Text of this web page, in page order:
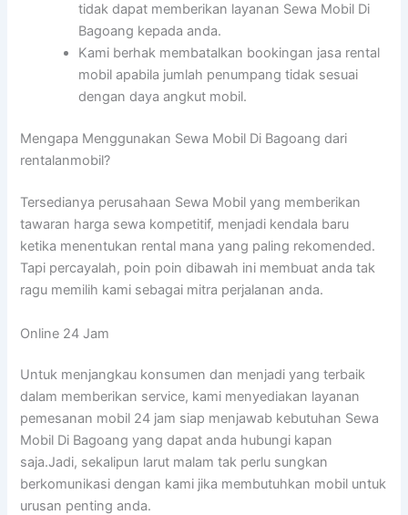
tidak dapat memberikan layanan Sewa Mobil Di
Bagoang kepada anda.
Kami berhak membatalkan bookingan jasa rental
mobil apabila jumlah penumpang tidak sesuai
dengan daya angkut mobil.
Mengapa Menggunakan Sewa Mobil Di Bagoang dari
rentalanmobil?
Tersedianya perusahaan Sewa Mobil yang memberikan
tawaran harga sewa kompetitif, menjadi kendala baru
ketika menentukan rental mana yang paling rekomended.
Tapi percayalah, poin poin dibawah ini membuat anda tak
ragu memilih kami sebagai mitra perjalanan anda.
Online 24 Jam
Untuk menjangkau konsumen dan menjadi yang terbaik
dalam memberikan service, kami menyediakan layanan
pemesanan mobil 24 jam siap menjawab kebutuhan Sewa
Mobil Di Bagoang yang dapat anda hubungi kapan
saja.Jadi, sekalipun larut malam tak perlu sungkan
berkomunikasi dengan kami jika membutuhkan mobil untuk
urusan penting anda.